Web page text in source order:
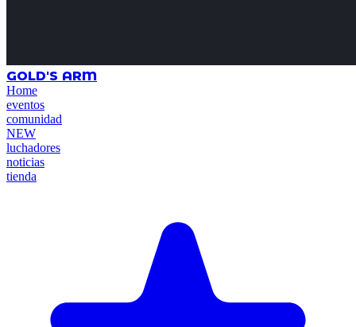
GOLD'S ARM
Home
eventos
comunidad
NEW
luchadores
noticias
tienda